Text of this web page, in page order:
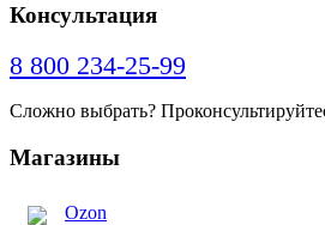
Консультация
8 800 234-25-99
Сложно выбрать?
Магазины
Ozon